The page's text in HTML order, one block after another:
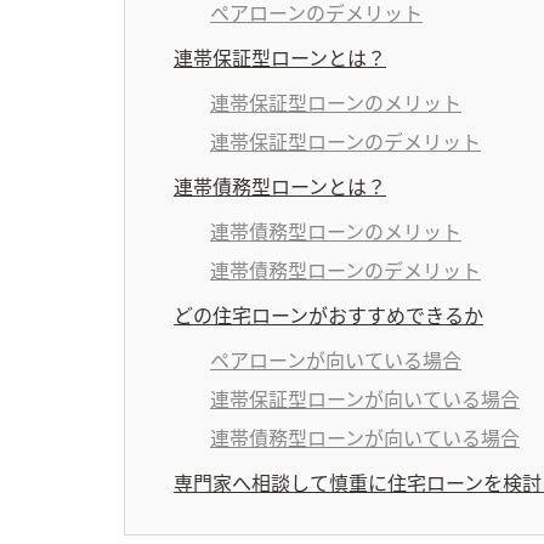
ペアローンのデメリット
連帯保証型ローンとは？
連帯保証型ローンのメリット
連帯保証型ローンのデメリット
連帯債務型ローンとは？
連帯債務型ローンのメリット
連帯債務型ローンのデメリット
どの住宅ローンがおすすめできるか
ペアローンが向いている場合
連帯保証型ローンが向いている場合
連帯債務型ローンが向いている場合
専門家へ相談して慎重に住宅ローンを検